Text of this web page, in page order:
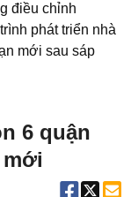
điều chỉnh
phát triển nhà
mới sau sáp
6 quận